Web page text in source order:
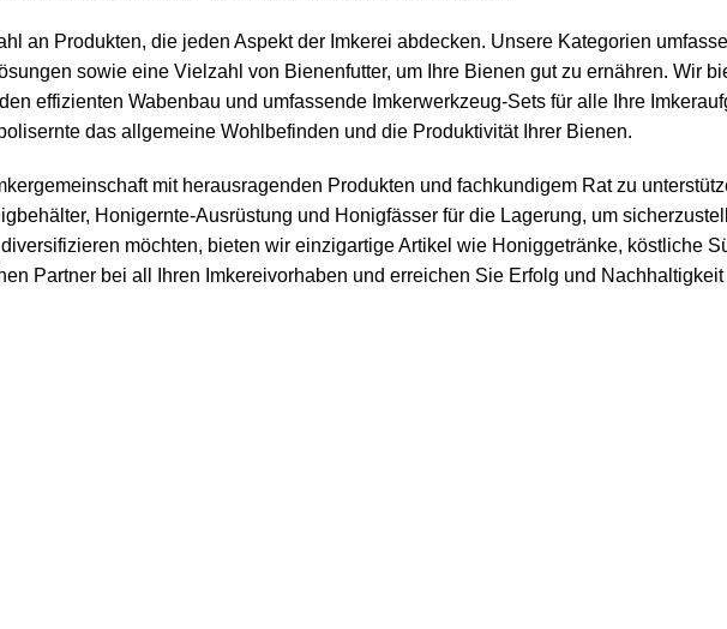
an Produkten, die jeden Aspekt der Imkerei abdecken. Unsere Kategorien
sowie eine Vielzahl von Bienenfutter, um Ihre Bienen gut zu ernähren. Wir
effizienten Wabenbau und umfassende Imkerwerkzeug-Sets für alle Ihre
das allgemeine Wohlbefinden und die Produktivität Ihrer Bienen.
mit herausragenden Produkten und fachkundigem Rat zu
, Honigernte-Ausrüstung und Honigfässer für die Lagerung, um
möchten, bieten wir einzigartige Artikel wie Honiggetränke, köstliche
Partner bei all Ihren Imkereivorhaben und erreichen Sie Erfolg und